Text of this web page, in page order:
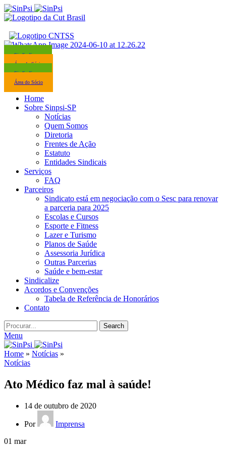
Sindicalize-se
Área do Sócio
Sindicalize-se
Área do Sócio
Home
Sobre Sinpsi-SP
Notícias
Quem Somos
Diretoria
Frentes de Ação
Estatuto
Entidades Sindicais
Serviços
FAQ
Parceiros
Sindicato está em negociação com o Sesc para renovar
a parceria para 2025
Escolas e Cursos
Esporte e Fitness
Lazer e Turismo
Planos de Saúde
Assessoria Jurídica
Outras Parcerias
Saúde e bem-estar
Sindicalize
Acordos e Convenções
Tabela de Referência de Honorários
Contato
Search
Menu
Home » Notícias »
Notícias
Ato Médico faz mal à saúde!
14 de outubro de 2020
Por
Imprensa
01 mar